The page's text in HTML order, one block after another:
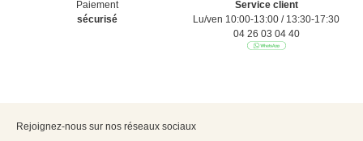
Paiement
sécurisé
Service client
Lu/ven 10:00-13:00 / 13:30-17:30
04 26 03 04 40
Rejoignez-nous sur nos réseaux sociaux